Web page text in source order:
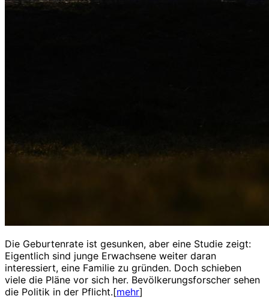
Die Geburtenrate ist gesunken, aber eine Studie zeigt:
Eigentlich sind junge Erwachsene weiter daran
interessiert, eine Familie zu gründen. Doch schieben
viele die Pläne vor sich her. Bevölkerungsforscher sehen
die Politik in der Pflicht.[mehr]